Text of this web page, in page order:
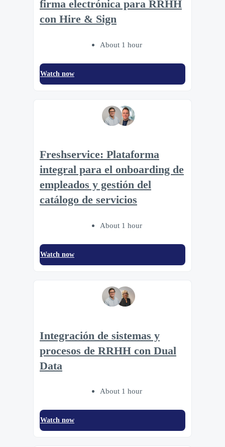
firma electrónica para RRHH
con Hire & Sign
About 1 hour
Watch now
Freshservice: Plataforma
integral para el onboarding de
empleados y gestión del
catálogo de servicios
About 1 hour
Watch now
Integración de sistemas y
procesos de RRHH con Dual
Data
About 1 hour
Watch now